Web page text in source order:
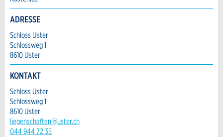
Nachricht
* Eingabe erforderlich
ANZEIGE WEITEREMPFEHLEN
Schliessen
Vorname / Nachname *:
Firma / Organisation:
Strasse und Nr. *:
ADRESSE
Schloss Uster
Schlossweg 1
8610 Uster
KONTAKT
Schloss Uster
Schlossweg 1
8610 Uster
liegenschaften@uster.ch
044 944 72 35